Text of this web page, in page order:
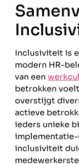
Inclusiviteit is
modern HR-
van een
betrokken
overstijgt
actieve
ieders unieke
inclusiviteit